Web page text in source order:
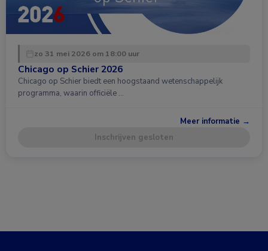
zo 31 mei 2026 om 18:00 uur
Chicago op Schier 2026
Chicago op Schier biedt een hoogstaand wetenschappelijk
programma, waarin officiële …
Meer informatie →
Inschrijven gesloten